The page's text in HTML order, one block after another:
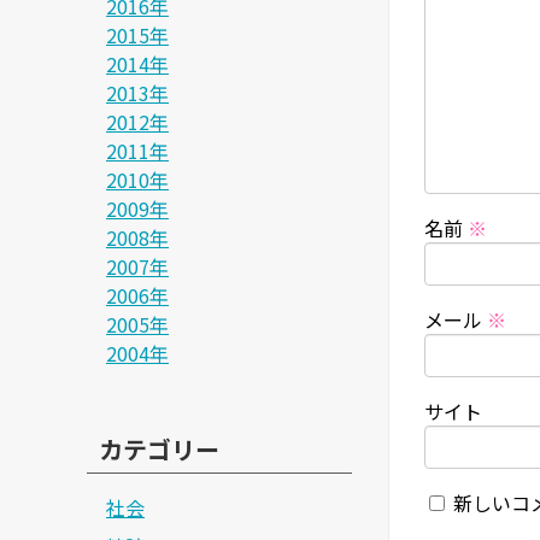
名前 ※
メール ※
サイト
新しいコ
2016年
2015年
2014年
2013年
2012年
2011年
2010年
2009年
2008年
2007年
2006年
2005年
2004年
カテゴリー
社会